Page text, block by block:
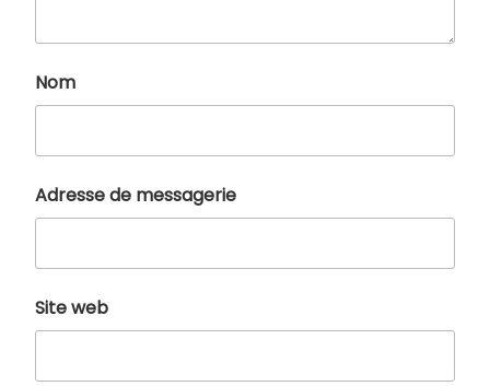
Nom
Adresse de messagerie
Site web